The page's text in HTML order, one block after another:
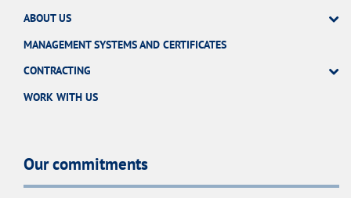
ABOUT US
MANAGEMENT SYSTEMS AND CERTIFICATES
CONTRACTING
WORK WITH US
Our commitments